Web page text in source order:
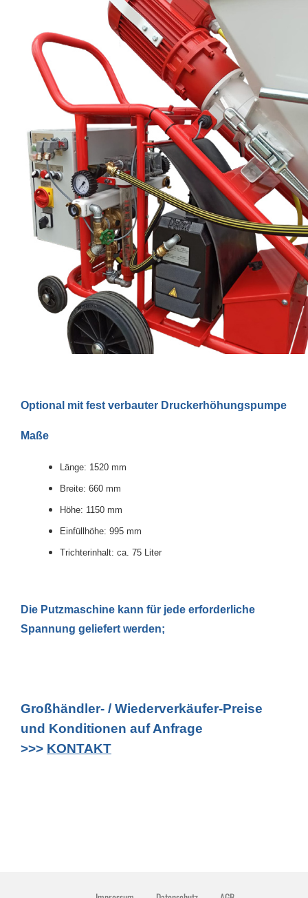
Optional mit fest verbauter Druckerhöhungspumpe
Maße
Länge: 1520 mm
Breite: 660 mm
Höhe: 1150 mm
Einfüllhöhe: 995 mm
Trichterinhalt: ca. 75 Liter
Die Putzmaschine kann für jede erforderliche
Spannung geliefert werden;
Großhändler- / Wiederverkäufer-Preise
und Konditionen auf Anfrage
>>> KONTAKT